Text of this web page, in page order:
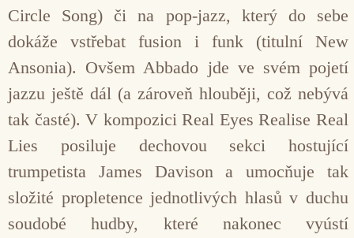
Circle Song) či na pop-jazz, který do sebe
dokáže vstřebat fusion i funk (titulní New
Ansonia). Ovšem Abbado jde ve svém pojetí
jazzu ještě dál (a zároveň hlouběji, což nebývá
tak časté). V kompozici Real Eyes Realise Real
Lies posiluje dechovou sekci hostující
trumpetista James Davison a umocňuje tak
složité propletence jednotlivých hlasů v duchu
soudobé hudby, které nakonec vyústí